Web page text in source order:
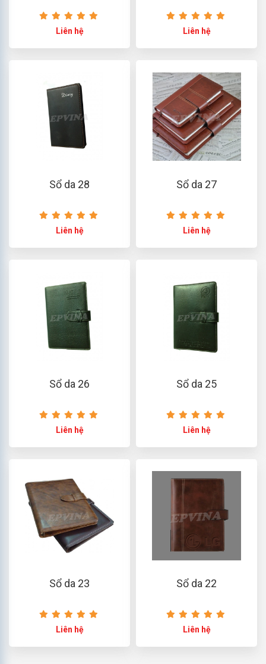
Liên hệ Liên hệ
Sổ da 28
Liên hệ
Sổ da 27
Liên hệ
Sổ da 26
Liên hệ
Sổ da 25
Liên hệ
Sổ da 23
Liên hệ
Sổ da 22
Liên hệ